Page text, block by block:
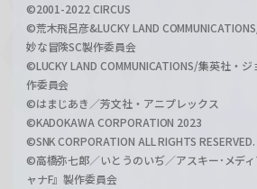
©2001-2022 CIRCUS
©荒木飛呂彦&LUCKY LAND
妙な冒険SC製作委員会
©LUCKY LAND COMMUNICATIONS/集英社・
作委員会
©はまじあき／芳文社・アニプレックス
©KADOKAWA CORPORATION 2023
©SNK CORPORATION ALL RIGHTS RESERVED.
©高橋弥七郎／いとうのいぢ／アスキー･メデ
ャナF』製作委員会